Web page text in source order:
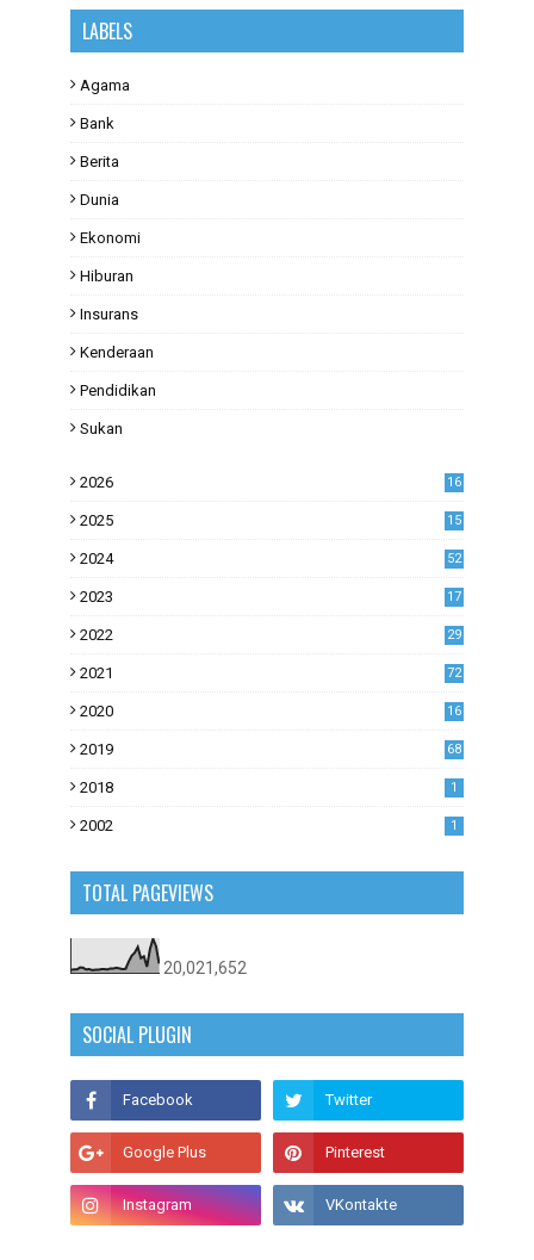
LABELS
Agama
Bank
Berita
Dunia
Ekonomi
Hiburan
Insurans
Kenderaan
Pendidikan
Sukan
2026 16
2025 15
2024 52
2023
17
2022
29
2021
72
2020
16
2019
68
2018 1
2002 1
TOTAL PAGEVIEWS
20,021,652
SOCIAL PLUGIN